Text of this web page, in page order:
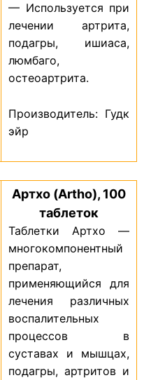
— Используется при
лечении артрита,
подагры, ишиаса,
люмбаго,
остеоартрита.
Производитель: Гудк
эйр
Артхо (Artho), 100
таблеток
Таблетки Артхо —
многокомпонентный
препарат,
применяющийся для
лечения различных
воспалительных
процессов в
суставах и мышцах,
подагры, артритов и